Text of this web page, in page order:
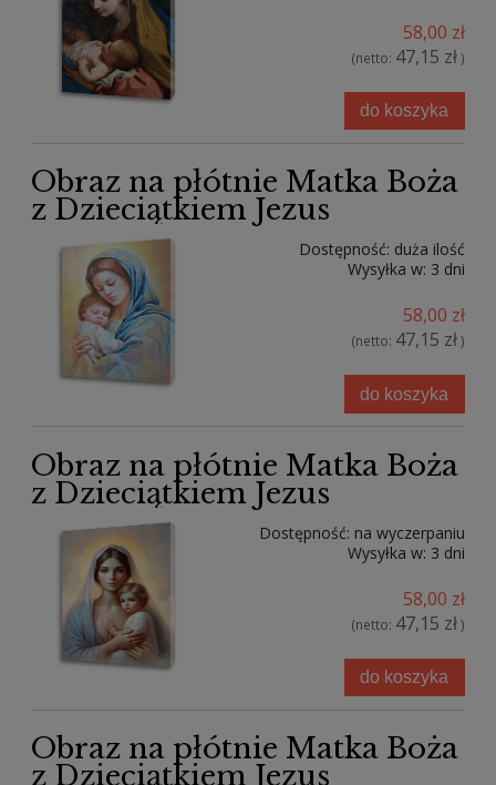
58,00 zł
(netto: 47,15 zł)
do koszyka
Obraz na płótnie Matka Boża
z Dzieciątkiem Jezus
Dostępność: duża ilość
Wysyłka w: 3 dni
58,00 zł
(netto: 47,15 zł)
do koszyka
Obraz na płótnie Matka Boża
z Dzieciątkiem Jezus
Dostępność: na wyczerpaniu
Wysyłka w: 3 dni
58,00 zł
(netto: 47,15 zł)
do koszyka
Obraz na płótnie Matka Boża
z Dzieciątkiem Jezus